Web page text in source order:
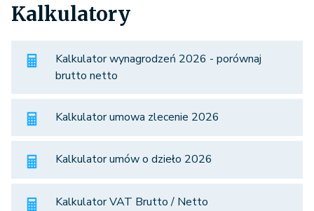
Kalkulatory
Kalkulator wynagrodzeń 2026 - porównaj
brutto netto
Kalkulator umowa zlecenie 2026
Kalkulator umów o dzieło 2026
Kalkulator VAT Brutto / Netto